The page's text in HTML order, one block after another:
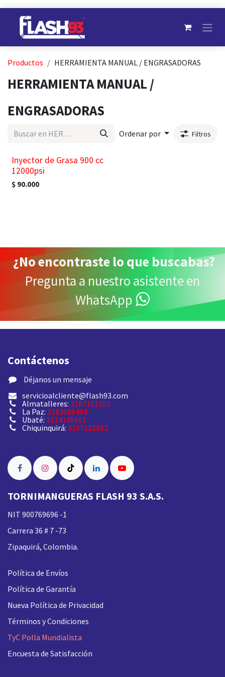
Ir al contenido
Productos HERRAMIENTA MANUAL / ENGRASADORAS
HERRAMIENTA MANUAL /
ENGRASADORAS
Ordenar por Filtros
¡Nuevo!
Inyector de Grasa 900 cc
12000psi
$ 90.000
¿No encontraste lo que buscabas?
Pregunta a nuestro asistente en
WhatsApp
Contáctenos
​ Déjanos un mensaje
servicioalcliente@flash93.com
Almatalleres: 3187161253
La Paz: 3183586404
Ubaté: 3114149661
Chiquinquirá: 3107122882
TORNIMANGUERAS FLASH 93 S.A.S.
NIT 900769696 -1
Carrera 36 # 7 -73
Zipaquirá, Colombia.
Política de Envíos
Política de Garantía
Nueva Política de Privacidad
Términos y Condiciones
TyC Polla Mundialista
Encuesta de Satisfacción